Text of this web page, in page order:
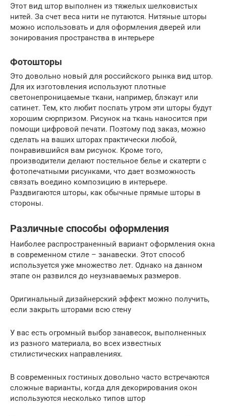
Этот вид штор выполнен из тяжелых шелковистых
нитей. За счет веса нити не путаются. Нитяные шторы
можно использовать и для оформления дверей или
зонирования пространства в интерьере
Фотошторы
Это довольно новый для российского рынка вид штор.
Для их изготовления используют плотные
светонепроницаемые ткани, например, блэкаут или
сатинет. Тем, кто любит поспать утром эти шторы будут
хорошим сюрпризом. Рисунок на ткань наносится при
помощи цифровой печати. Поэтому под заказ, можно
сделать на ваших шторах практически любой,
понравившийся вам рисунок. Кроме того,
производители делают постельное белье и скатерти с
фотопечатными рисунками, что дает возможность
связать воедино композицию в интерьере.
Раздвигаются шторы, как обычные прямые шторы в
стороны.
Различные способы оформления
Наиболее распространенный вариант оформления окна
в современном стиле – занавески. Этот способ
используется уже множество лет. Однако на данном
этапе он развился до неузнаваемых размеров.
Оригинальный дизайнерский эффект можно получить,
если закрыть шторами всю стену
У вас есть огромный выбор занавесок, выполненных
из разного материала, во всех известных
стилистических направлениях.
В современных гостиных довольно часто встречаются
сложные варианты, когда для декорирования окон
используются несколько типов штор